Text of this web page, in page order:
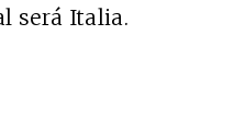
será Italia.